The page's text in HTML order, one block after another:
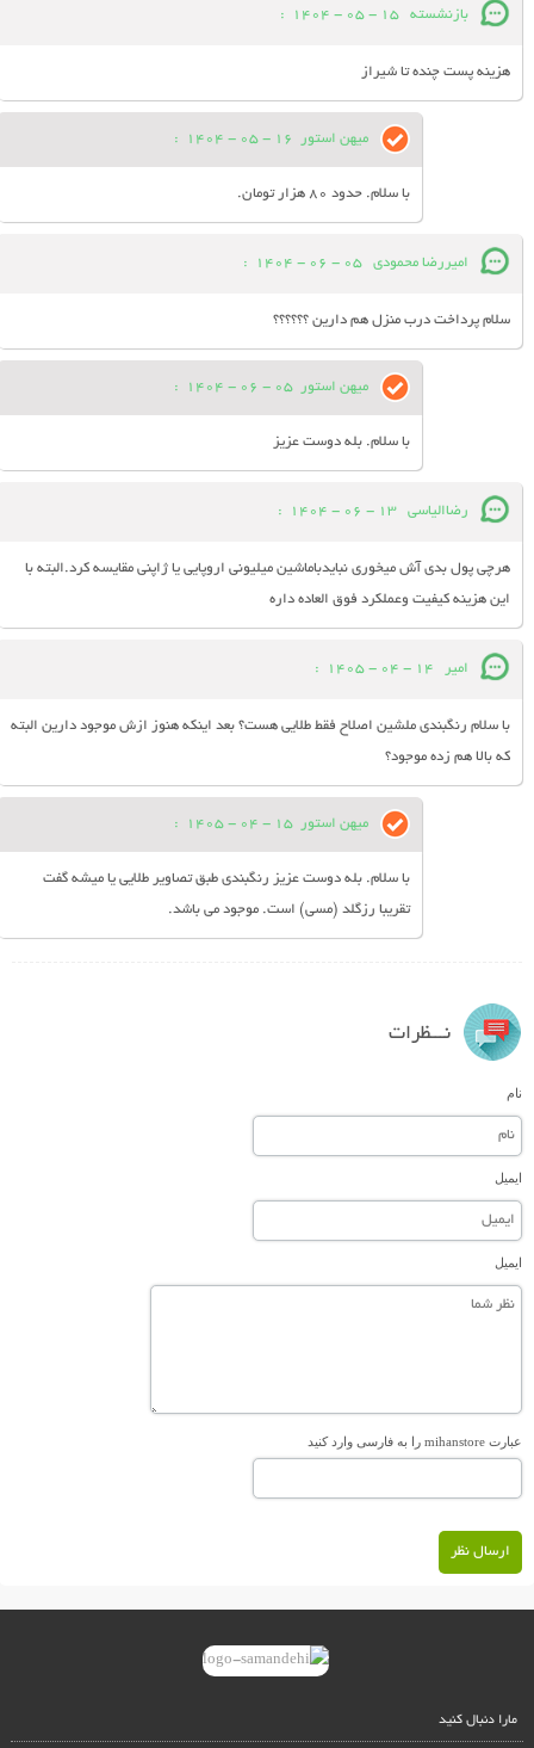
بازنشسته 15 - 05 - 1404
:
هزینه پست چنده تا شیراز
میهن استور 16 - 05 - 1404
:
با سلام. حدود 80 هزار تومان.
امیررضا محمودی 05 - 06 - 1404
:
سلام پرداخت درب منزل هم دارین ؟؟؟؟؟؟
میهن استور 05 - 06 - 1404
:
با سلام. بله دوست عزیز
رضاالیاسی 13 - 06 - 1404
:
هرچی پول بدی آش میخوری نبایدباماشین میلیونی اروپایی یا ژاپنی مقایسه کرد.البته با
این هزینه کیفیت وعملکرد فوق العاده داره
امیر 14 - 04 - 1405
:
با سلام رنگبندی ملشین اصلاح فقط طلایی هست؟ بعد اینکه هنوز ازش موجود دارین البته
که بالا هم زده موجود؟
میهن استور 15 - 04 - 1405
:
با سلام. بله دوست عزیز رنگبندی طبق تصاویر طلایی یا میشه گفت
تقریبا رزگلد (مسی) است. موجود می باشد.
نـــظرات
نام
ایمیل
ایمیل
عبارت mihanstore را به فارسی وارد کنید
ارسال نظر
مارا دنبال کنید